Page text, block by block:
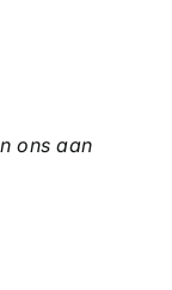
ons aan